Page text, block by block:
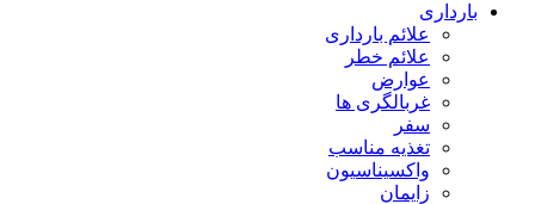
بارداری
علائم بارداری
علائم خطر
عوارض
غربالگری ها
سفر
تغذیه مناسب
واکسیناسیون
زایمان